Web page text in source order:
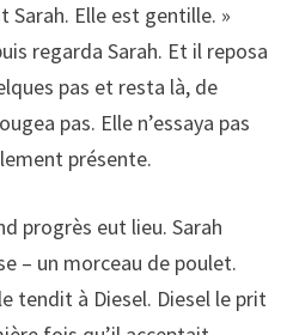
Sarah. Elle est gentille. »
regarda Sarah. Et il reposa
pas et resta là, de
pas. Elle n’essaya pas
présente.
progrès eut lieu. Sarah
– un morceau de poulet.
tendit à Diesel. Diesel le prit